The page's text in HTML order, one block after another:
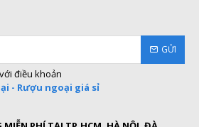
GỬI
điều khoản
- Rượu ngoại giá sỉ